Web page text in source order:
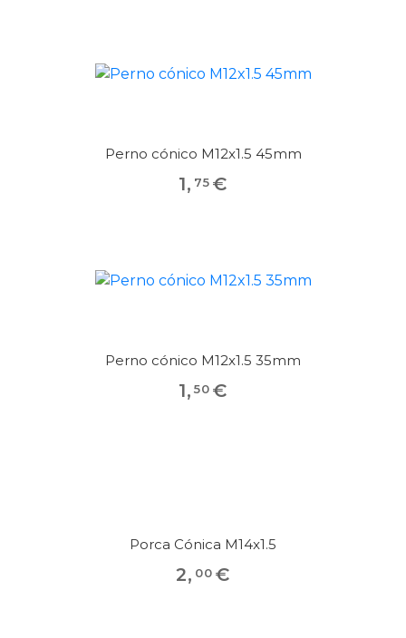
Perno cónico M12x1.5 45mm
1, 75 €
Perno cónico M12x1.5 35mm
1, 50 €
Porca Cónica M14x1.5
2, 00 €